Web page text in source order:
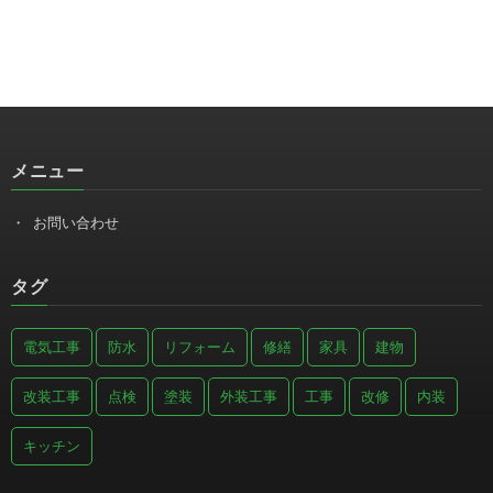
メニュー
お問い合わせ
タグ
電気工事 防水 リフォーム 修繕 家具 建物
改装工事 点検 塗装 外装工事 工事 改修 内装
キッチン